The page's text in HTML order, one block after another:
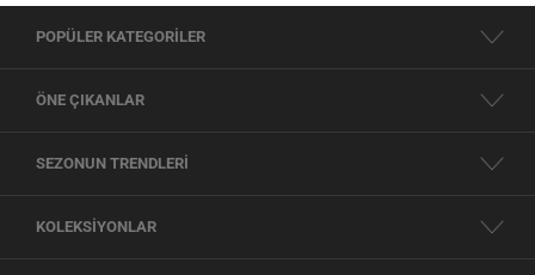
POPÜLER KATEGORİLER
ÖNE ÇIKANLAR
SEZONUN TRENDLERİ
KOLEKSİYONLAR